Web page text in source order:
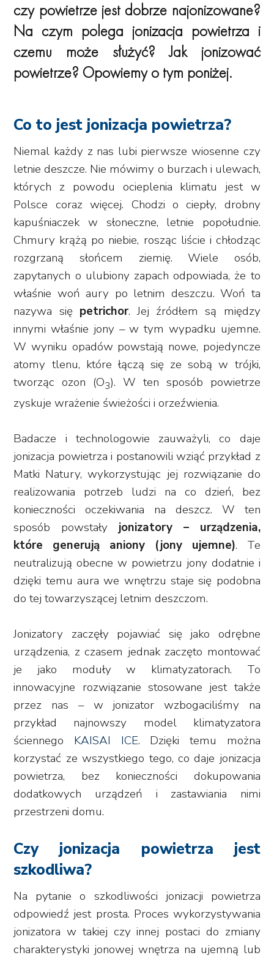
czy powietrze jest dobrze najonizowane?
Na czym polega jonizacja powietrza i
czemu może służyć? Jak jonizować
powietrze? Opowiemy o tym poniżej.
Co to jest jonizacja powietrza?
Niemal każdy z nas lubi pierwsze wiosenne czy
letnie deszcze. Nie mówimy o burzach i ulewach,
których z powodu ocieplenia klimatu jest w
Polsce coraz więcej. Chodzi o ciepły, drobny
kapuśniaczek w słoneczne, letnie popołudnie.
Chmury krążą po niebie, rosząc liście i chłodząc
rozgrzaną słońcem ziemię. Wiele osób,
zapytanych o ulubiony zapach odpowiada, że to
właśnie woń aury po letnim deszczu. Woń ta
nazywa się petrichor. Jej źródłem są między
innymi właśnie jony – w tym wypadku ujemne.
W wyniku opadów powstają nowe, pojedyncze
atomy tlenu, które łączą się ze sobą w trójki,
tworząc ozon (O3). W ten sposób powietrze
zyskuje wrażenie świeżości i orzeźwienia.
Badacze i technologowie zauważyli, co daje
jonizacja powietrza i postanowili wziąć przykład z
Matki Natury, wykorzystując jej rozwiązanie do
realizowania potrzeb ludzi na co dzień, bez
konieczności oczekiwania na deszcz. W ten
sposób powstały jonizatory – urządzenia,
które generują aniony (jony ujemne). Te
neutralizują obecne w powietrzu jony dodatnie i
dzięki temu aura we wnętrzu staje się podobna
do tej towarzyszącej letnim deszczom.
Jonizatory zaczęły pojawiać się jako odrębne
urządzenia, z czasem jednak zaczęto montować
je jako moduły w klimatyzatorach. To
innowacyjne rozwiązanie stosowane jest także
przez nas – w jonizator wzbogaciliśmy na
przykład najnowszy model klimatyzatora
ściennego KAISAI ICE. Dzięki temu można
korzystać ze wszystkiego tego, co daje jonizacja
powietrza, bez konieczności dokupowania
dodatkowych urządzeń i zastawiania nimi
przestrzeni domu.
Czy jonizacja powietrza jest
szkodliwa?
Na pytanie o szkodliwości jonizacji powietrza
odpowiedź jest prosta. Proces wykorzystywania
jonizatora w takiej czy innej postaci do zmiany
charakterystyki jonowej wnętrza na ujemną lub